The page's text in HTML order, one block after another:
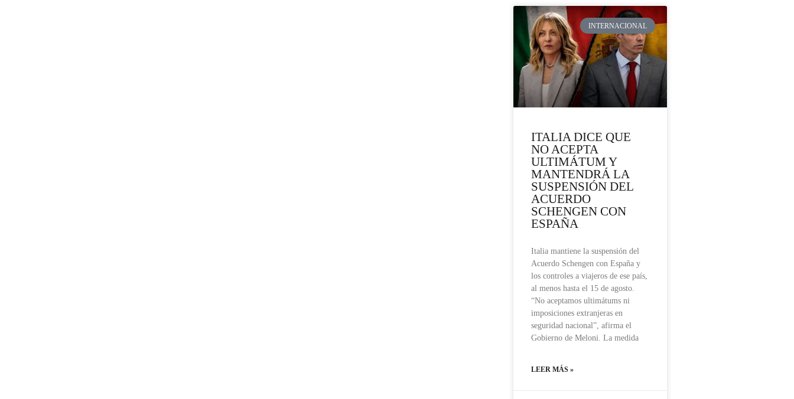
INTERNACIONAL
ITALIA DICE QUE
NO ACEPTA
ULTIMÁTUM Y
MANTENDRÁ LA
SUSPENSIÓN DEL
ACUERDO
SCHENGEN CON
ESPAÑA
Italia mantiene la suspensión del
Acuerdo Schengen con España y
los controles a viajeros de ese país,
al menos hasta el 15 de agosto.
“No aceptamos ultimátums ni
imposiciones extranjeras en
seguridad nacional”, afirma el
Gobierno de Meloni. La medida
LEER MÁS »